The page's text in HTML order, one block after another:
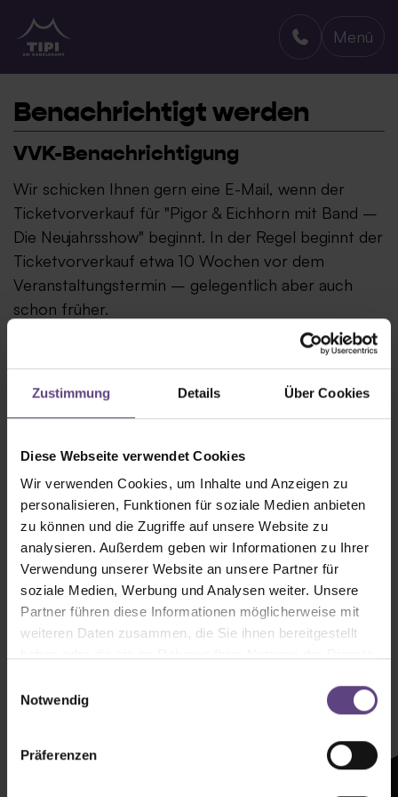
Zustimmung Details Über Cookies
Diese Webseite verwendet Cookies
Wir verwenden Cookies, um Inhalte und Anzeigen zu
personalisieren, Funktionen für soziale Medien anbieten
zu können und die Zugriffe auf unsere Website zu
analysieren. Außerdem geben wir Informationen zu Ihrer
Verwendung unserer Website an unsere Partner für
soziale Medien, Werbung und Analysen weiter. Unsere
Partner führen diese Informationen möglicherweise mit
weiteren Daten zusammen, die Sie ihnen bereitgestellt
Notwendig
Präferenzen
TIPI AM KANZLERAMT
Menü
Benachrichtigt werden
VVK-Benachrichtigung
Wir schicken Ihnen gern eine E-Mail, wenn der
Ticketvorverkauf für "Pigor & Eichhorn mit Band –
Die Neujahrsshow" beginnt. In der Regel beginnt der
Ticketvorverkauf etwa 10 Wochen vor dem
Veranstaltungstermin – gelegentlich aber auch
schon früher.
Newsletter mit
Zeltenheitswert
Newsletter abonnieren